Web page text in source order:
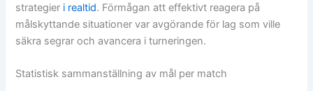
strategier i realtid. Förmågan att effektivt reagera på
målskyttande situationer var avgörande för lag som ville
säkra segrar och avancera i turneringen.
Statistisk sammanställning av mål per match